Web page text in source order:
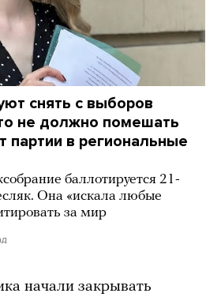
снять с выборов
не должно помешать
партии в региональные
баллотируется 21-
Она «искала любые
за мир
начали закрывать